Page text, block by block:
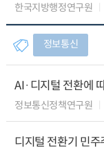
한국지방행정연구원
정보통신
AI·디지털 전환에
정보통신정책연구원
디지털 전환기 민